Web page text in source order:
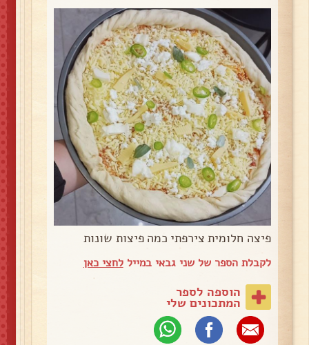
פיצה חלומית צירפתי כמה פיצות שונות
לקבלת הספר של שני גבאי במייללחצי כאן
הוספה לספר
המתכונים שלי